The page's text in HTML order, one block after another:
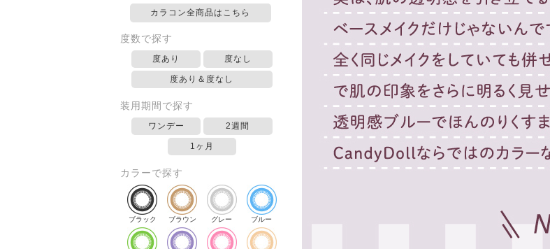
カラコン全商品はこちら
度数で探す
度あり 度なし
度あり＆度なし
装用期間で探す
ワンデー 2週間
1ヶ月
カラーで探す
ブラック ブラウン グレー ブルー